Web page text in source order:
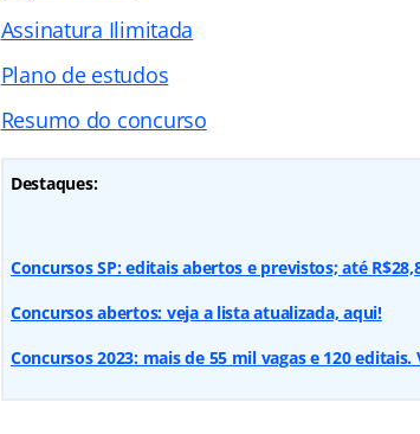
Assinatura Ilimitada
Plano de estudos
Resumo do concurso
Destaques:
Concursos SP: editais abertos e previstos; até
Concursos abertos: veja a lista atualizada, aqui!
Concursos 2023: mais de 55 mil vagas e 120 editais.